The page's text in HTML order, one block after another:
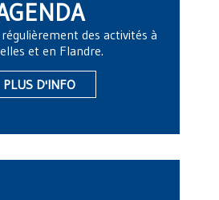
régulièrement des activités à
et en Flandre.
PLUS D'INFO